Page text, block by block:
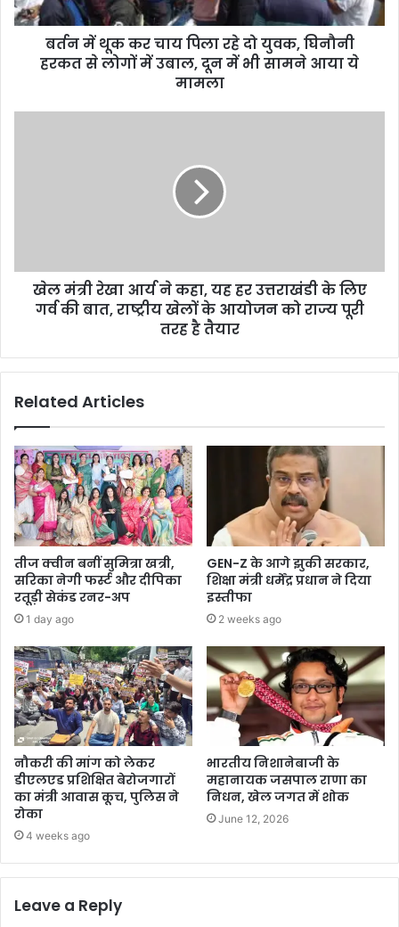
बर्तन में थूक कर चाय पिला रहे दो युवक, घिनौनी
हरकत से लोगों में उबाल, दून में भी सामने आया ये
मामला
खेल मंत्री रेखा आर्य ने कहा, यह हर उत्तराखंडी के लिए
गर्व की बात, राष्ट्रीय खेलों के आयोजन को राज्य पूरी
तरह है तैयार
Related Articles
तीज क्वीन बनीं सुमित्रा खत्री,
सरिका नेगी फर्स्ट और दीपिका
रतूड़ी सेकंड रनर-अप
1 day ago
GEN-Z के आगे झुकी सरकार,
शिक्षा मंत्री धर्मेंद्र प्रधान ने दिया
इस्तीफा
2 weeks ago
नौकरी की मांग को लेकर
डीएलएड प्रशिक्षित बेरोजगारों
का मंत्री आवास कूच, पुलिस ने
रोका
4 weeks ago
भारतीय निशानेबाजी के
महानायक जसपाल राणा का
निधन, खेल जगत में शोक
June 12, 2026
Leave a Reply